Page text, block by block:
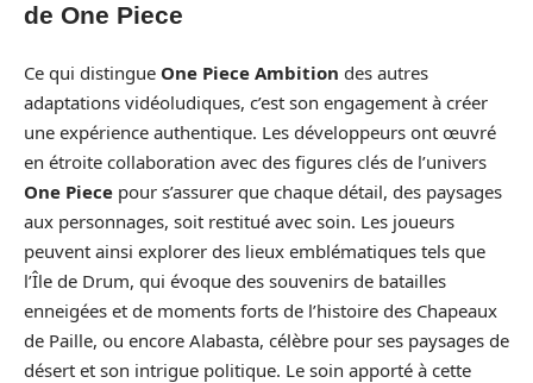
de One Piece
Ce qui distingue One Piece Ambition des autres
adaptations vidéoludiques, c’est son engagement à créer
une expérience authentique. Les développeurs ont œuvré
en étroite collaboration avec des figures clés de l’univers
One Piece pour s’assurer que chaque détail, des paysages
aux personnages, soit restitué avec soin. Les joueurs
peuvent ainsi explorer des lieux emblématiques tels que
l’Île de Drum, qui évoque des souvenirs de batailles
enneigées et de moments forts de l’histoire des Chapeaux
de Paille, ou encore Alabasta, célèbre pour ses paysages de
désert et son intrigue politique. Le soin apporté à cette